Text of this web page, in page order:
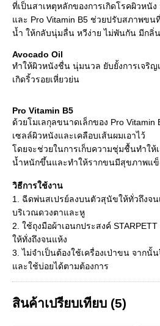
ที่เป็นสาเหตุหลักของการเกิดโรคผิวหนั
และ Pro Vitamin B5 ช่วยปรับสภาพขน
น้ำ ให้กลับนุ่มลื่น หวีง่าย ไม่พันกัน มีกลิ่
Avocado Oil
ทำให้ผิวหนังชื่น นุ่มนวล ยับยั้งการเจริญ
เกิดริ้วรอยเหี่ยวย่น
Pro Vitamin B5
ด้วยโมเลกุลขนาดเล็กของ Pro
เซลล์ผิวหนังและเคลือบเส้นผมเอาไว้
โดยจะช่วยในการเก็บความชุ่มชื้นทำใ
น้ำหนักขึ้นและทำให้รากขนมีสุขภาพแ
วิธีการใช้งาน
1. ฉีดพ่นสเปรย์ลงบนตัวสุนัขให้ทั่วถึงจน
บริเวณดวงตาและหู
2. ใช้ถุงมือผ้าเอนกประสงค์
ให้ทั่งถึงจนแห้ง
3. ไม่จำเป็นต้องใช้เครื่องเป่าขน จากนั้
และใช้บ่อยได้ตามต้องการ
สินค้าเปรียบเทียบ (5)